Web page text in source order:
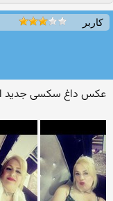
کاربر
عکس داغ سکسی جدید از